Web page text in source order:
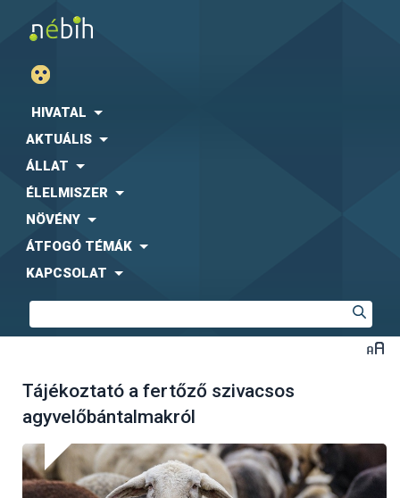
HIVATAL
AKTUÁLIS
ÁLLAT
ÉLELMISZER
NÖVÉNY
ÁTFOGÓ TÉMÁK
KAPCSOLAT
Tájékoztató a fertőző szivacsos
agyvelőbántalmakról